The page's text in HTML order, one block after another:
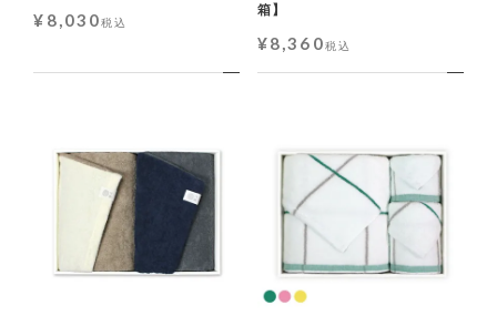
¥ 8,030税込
箱】
¥8,360税込